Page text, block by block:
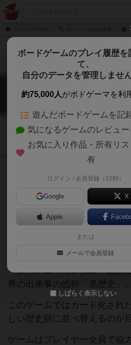
黒歴史アーカ
Dark history
月の女王ディアナ・ソレ
史を元の姿に！
「ターンエーガンダム」以前
界の出来事の総称「黒歴史」。
このゲームではカード化され
しい歴史順に並べ替えるのが
ゲームはプレイヤー全員で協
ボードゲームのプレイ履歴を
て、
自分のデータを管理しませ
約75,000人がボドゲーマを利
遊んだボードゲームを記
気になるゲームのレビュ
お気に入り作品・所有リ
有
ログイン / 会員登録（10秒）
Google X
Apple
または
メールで会員登録
しばらく表示しない